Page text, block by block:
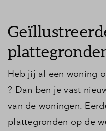
Heb jij al een woning
? Dan ben je vast
van de woningen.
plattegronden op de